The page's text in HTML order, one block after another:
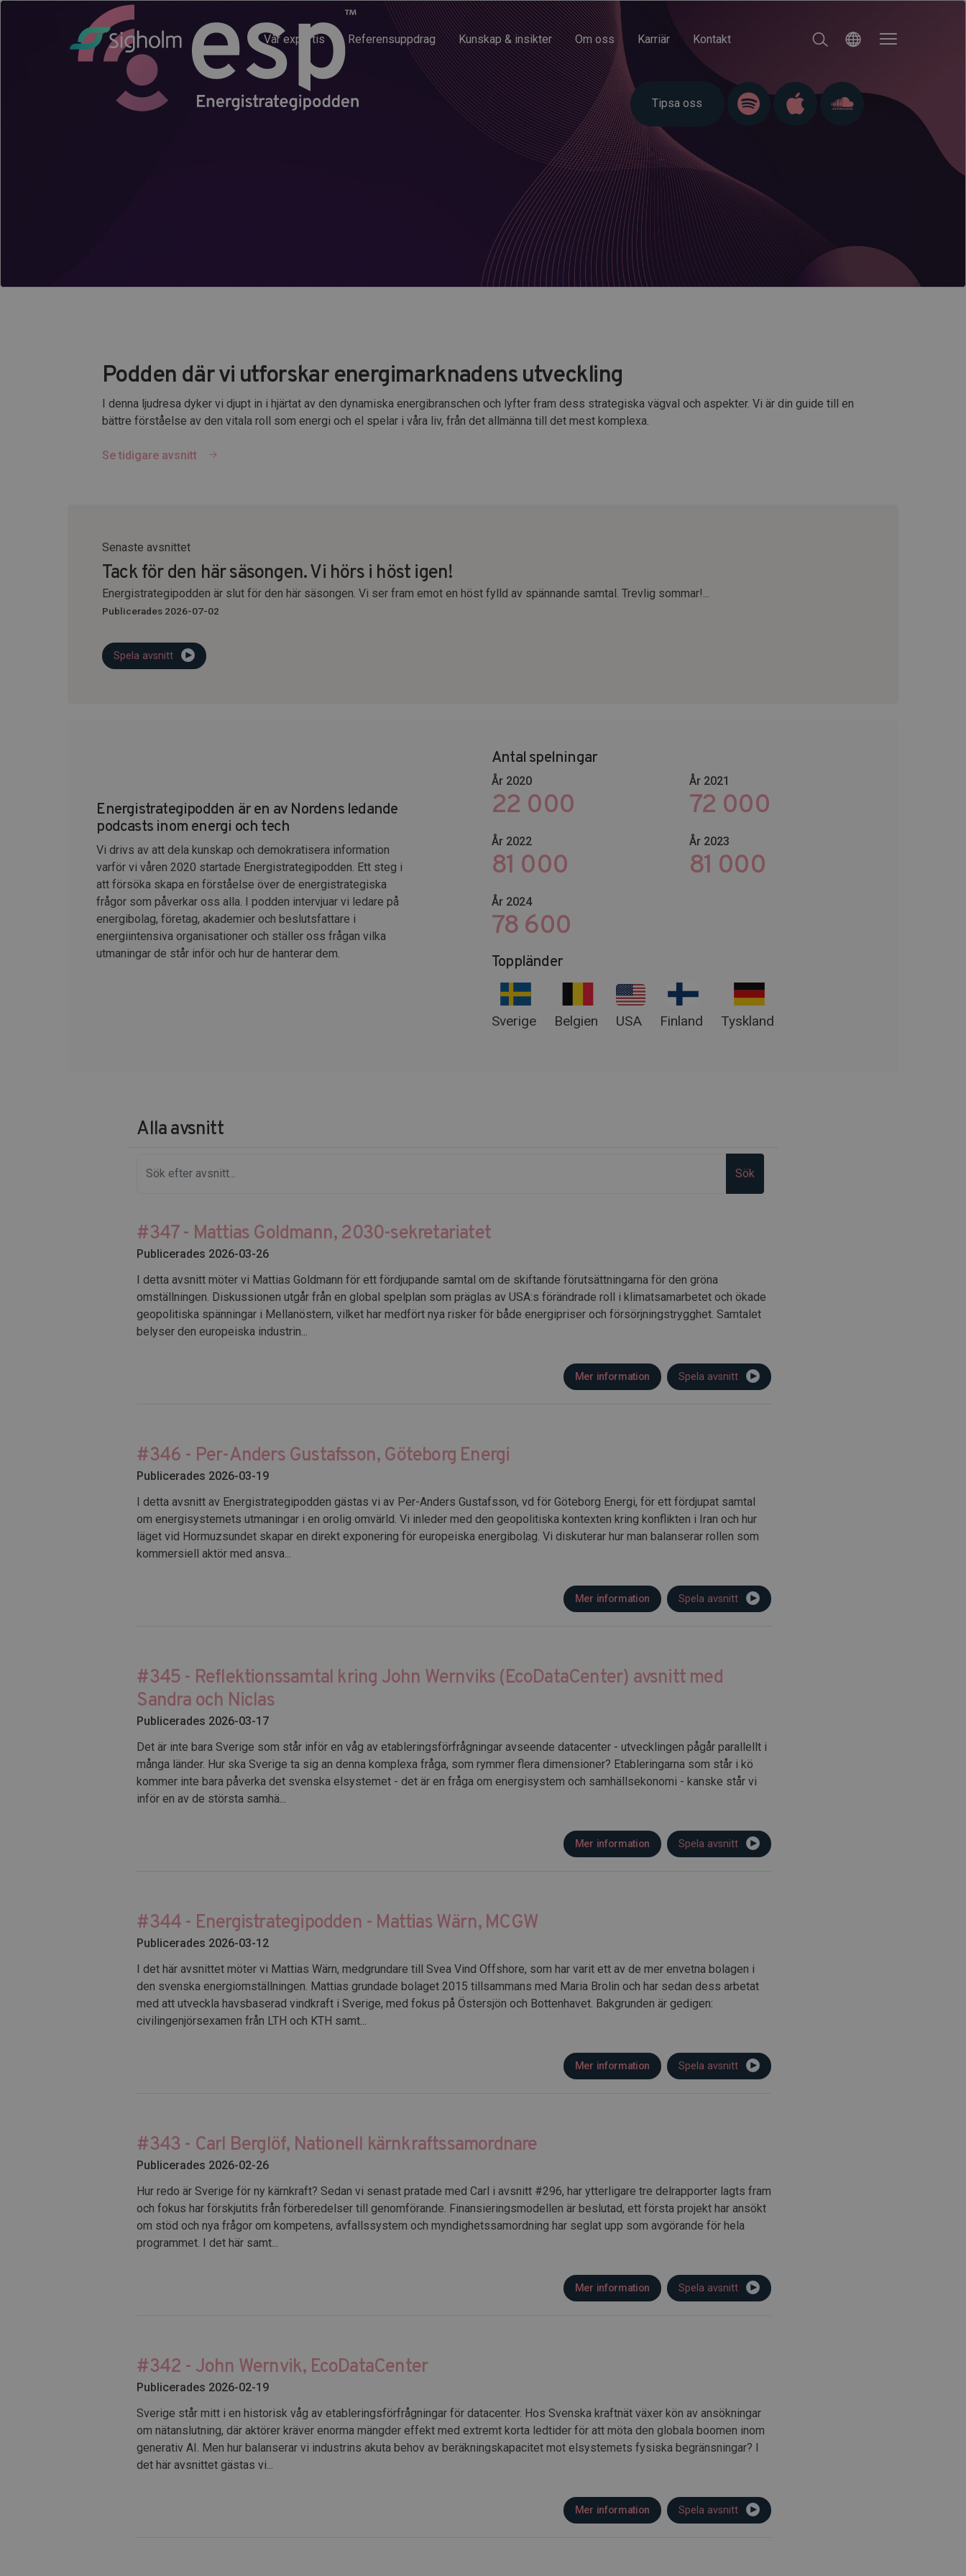
Vår expertis Referensuppdrag Kunskap & insikter Om oss Karriär Kontakt
Tipsa oss
Podden där vi utforskar energimarknadens utveckling
I denna ljudresa dyker vi djupt in i hjärtat av den dynamiska energibranschen och lyfter fram dess strategiska vägval och aspekter. Vi är din guide till en
bättre förståelse av den vitala roll som energi och el spelar i våra liv, från det allmänna till det mest komplexa.
Se tidigare avsnitt
Senaste avsnittet
Tack för den här säsongen. Vi hörs i höst igen!
Energistrategipodden är slut för den här säsongen. Vi ser fram emot en höst fylld av spännande samtal. Trevlig sommar!...
Publicerades 2026-07-02
Spela avsnitt
Energistrategipodden är en av Nordens ledande
podcasts inom energi och tech
Vi drivs av att dela kunskap och demokratisera information
varför vi våren 2020 startade Energistrategipodden. Ett steg i
att försöka skapa en förståelse över de energistrategiska
frågor som påverkar oss alla. I podden intervjuar vi ledare på
energibolag, företag, akademier och beslutsfattare i
energiintensiva organisationer och ställer oss frågan vilka
utmaningar de står inför och hur de hanterar dem.
Antal spelningar
År 2020
22 000
År 2021
72 000
År 2022
102 653
År 2023
109 200
År 2024
106 800
Toppländer
Sverige Belgien USA Finland Tyskland
Alla avsnitt
Sök
#347 - Mattias Goldmann, 2030-sekretariatet
Publicerades 2026-03-26
I detta avsnitt möter vi Mattias Goldmann för ett fördjupande samtal om de skiftande förutsättningarna för den gröna
omställningen. Diskussionen utgår från en global spelplan som präglas av USA:s förändrade roll i klimatsamarbetet och ökade
geopolitiska spänningar i Mellanöstern, vilket har medfört nya risker för både energipriser och försörjningstrygghet. Samtalet
belyser den europeiska industrin...
Spela avsnitt
Mer information
#346 - Per-Anders Gustafsson, Göteborg Energi
Publicerades 2026-03-19
I detta avsnitt av Energistrategipodden gästas vi av Per-Anders Gustafsson, vd för Göteborg Energi, för ett fördjupat samtal
om energisystemets utmaningar i en orolig omvärld. Vi inleder med den geopolitiska kontexten kring konflikten i Iran och hur
läget vid Hormuzsundet skapar en direkt exponering för europeiska energibolag. Vi diskuterar hur man balanserar rollen som
kommersiell aktör med ansva...
Spela avsnitt
Mer information
#345 - Reflektionssamtal kring John Wernviks (EcoDataCenter) avsnitt med
Sandra och Niclas
Publicerades 2026-03-17
Det är inte bara Sverige som står inför en våg av etableringsförfrågningar avseende datacenter - utvecklingen pågår parallellt i
många länder. Hur ska Sverige ta sig an denna komplexa fråga, som rymmer flera dimensioner? Etableringarna som står i kö
kommer inte bara påverka det svenska elsystemet - det är en fråga om energisystem och samhällsekonomi - kanske står vi
inför en av de största samhä...
Spela avsnitt
Mer information
#344 - Energistrategipodden - Mattias Wärn, MCGW
Publicerades 2026-03-12
I det här avsnittet möter vi Mattias Wärn, medgrundare till Svea Vind Offshore, som har varit ett av de mer envetna bolagen i
den svenska energiomställningen. Mattias grundade bolaget 2015 tillsammans med Maria Brolin och har sedan dess arbetat
med att utveckla havsbaserad vindkraft i Sverige, med fokus på Östersjön och Bottenhavet. Bakgrunden är gedigen:
civilingenjörsexamen från LTH och KTH samt...
Spela avsnitt
Mer information
#343 - Carl Berglöf, Nationell kärnkraftssamordnare
Publicerades 2026-02-26
Hur redo är Sverige för ny kärnkraft? Sedan vi senast pratade med Carl i avsnitt #296, har ytterligare tre delrapporter lagts fram
och fokus har förskjutits från förberedelser till genomförande. Finansieringsmodellen är beslutad, ett första projekt har ansökt
om stöd och nya frågor om kompetens, avfallssystem och myndighetssamordning har seglat upp som avgörande för hela
programmet. I det här samt...
Spela avsnitt
Mer information
#342 - John Wernvik, EcoDataCenter
Publicerades 2026-02-19
Sverige står mitt i en historisk våg av etableringsförfrågningar för datacenter. Hos Svenska kraftnät växer kön av ansökningar
om nätanslutning, där aktörer kräver enorma mängder effekt med extremt korta ledtider för att möta den globala boomen inom
generativ AI. Men hur balanserar vi industrins akuta behov av beräkningskapacitet mot elsystemets fysiska begränsningar? I
det här avsnittet gästas vi...
Spela avsnitt
Mer information